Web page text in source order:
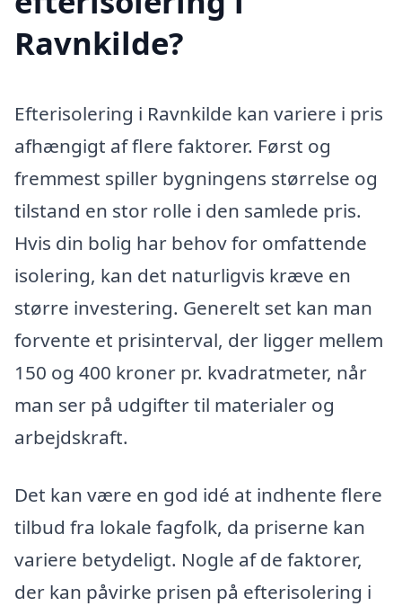
Ravnkilde?
Efterisolering i Ravnkilde kan variere i pris
afhængigt af flere faktorer. Først og
fremmest spiller bygningens størrelse og
tilstand en stor rolle i den samlede pris.
Hvis din bolig har behov for omfattende
isolering, kan det naturligvis kræve en
større investering. Generelt set kan man
forvente et prisinterval, der ligger mellem
150 og 400 kroner pr. kvadratmeter, når
man ser på udgifter til materialer og
arbejdskraft.
Det kan være en god idé at indhente flere
tilbud fra lokale fagfolk, da priserne kan
variere betydeligt. Nogle af de faktorer,
der kan påvirke prisen på efterisolering i